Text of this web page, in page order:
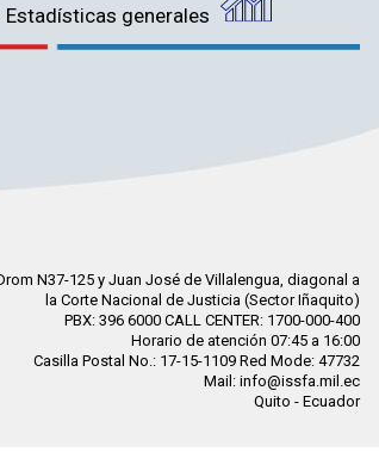
Estadísticas generales
N37-125 y Juan José de Villalengua, diagonal a
la Corte Nacional de Justicia (Sector Iñaquito)
PBX: 396 6000 CALL CENTER: 1700-000-400
Horario de atención 07:45 a 16:00
Casilla Postal No.: 17-15-1109 Red Mode: 47732
Mail: info@issfa.mil.ec
Quito - Ecuador